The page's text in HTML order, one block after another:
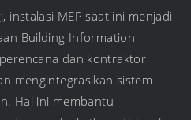
instalasi MEP saat ini menjadi
Building Information
dan kontraktor
mengintegrasikan sistem
Hal ini membantu